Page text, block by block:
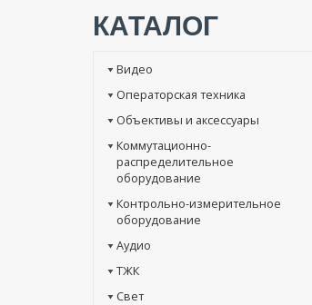
КАТАЛОГ
Видео
Операторская техника
Объективы и аксессуары
Коммутационно-
распределительное
оборудование
Контрольно-измерительное
оборудование
Аудио
ТЖК
Свет